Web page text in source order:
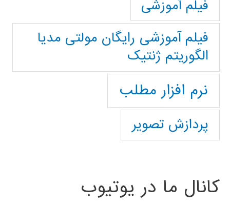
فیلم آموزشی
فیلم آموزشی رایگان مولتی مدیا
الگوریتم ژنتیک
نرم افزار مطلب
پردازش تصویر
کانال ما در یوتیوب